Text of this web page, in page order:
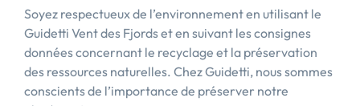
Soyez respectueux de l’environnement en utilisant le
Guidetti Vent des Fjords et en suivant les consignes
données concernant le recyclage et la préservation
des ressources naturelles. Chez Guidetti, nous sommes
conscients de l’importance de préserver notre